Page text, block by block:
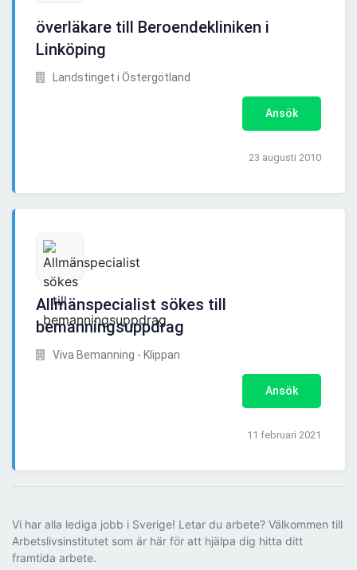
överläkare till Beroendekliniken i
Linköping
Landstinget i Östergötland
Ansök
23 augusti 2010
Allmänspecialist sökes till
bemanningsuppdrag
Viva Bemanning - Klippan
Ansök
11 februari 2021
Vi har alla lediga jobb i Sverige! Letar du arbete? Välkommen till
Arbetslivsinstitutet som är här för att hjälpa dig hitta ditt
framtida arbete.